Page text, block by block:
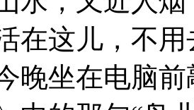
在这儿，不
晚坐在电脑